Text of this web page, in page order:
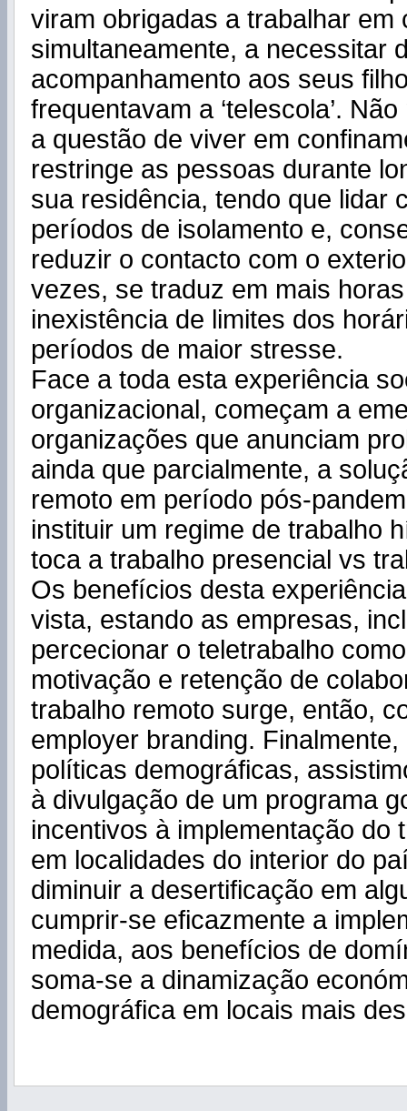
viram obrigadas a trabalhar em
simultaneamente, a necessitar
acompanhamento aos seus
frequentavam a ‘telescola’.
a questão de viver em
restringe as pessoas durante
sua residência, tendo que lidar
períodos de isolamento e,
reduzir o contacto com o
vezes, se traduz em mais
inexistência de limites dos
períodos de maior stresse.
Face a toda esta experiência
organizacional, começam a
organizações que anunciam
ainda que parcialmente, a
remoto em período pós-
instituir um regime de trabalho
toca a trabalho presencial vs
Os benefícios desta
vista, estando as empresas,
percecionar o teletrabalho
motivação e retenção de
trabalho remoto surge, então,
employer branding.
políticas demográficas,
à divulgação de um programa
incentivos à implementação do
em localidades do interior do
diminuir a desertificação em
cumprir-se eficazmente a
medida, aos benefícios de
soma-se a dinamização
demográfica em locais mais